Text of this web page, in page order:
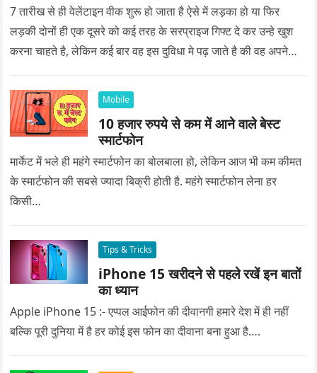
7 तारीख से ही वेलेंटाइन वीक शुरू हो जाता है ऐसे में लड़का हो या फिर
लड़की दोनों ही एक दूसरे को कई तरह के सरप्राइज गिफ्ट दे कर उन्हे खुश
करना चाहते है, लेकिन कई बार वह इस दुविधा मे पढ़ जाते है की वह अपने
Mobile
10 हजार रुपये से कम में आने वाले बेस्ट
स्मार्टफोन
मार्केट में भले ही महंगे स्मार्टफोन का बोलबाला हो, लेकिन आज भी कम कीमत
के स्मार्टफोन की सबसे ज्यादा बिक्री होती है. महंगे स्मार्टफोन लेना हर
किसी…
Tips & Tricks
iPhone 15 खरीदने से पहले रखें इन बातों
का ध्यान
Apple iPhone 15 :- एप्पल आईफोन की दीवानगी हमारे देश में ही नहीं
बल्कि पूरी दुनिया में है हर कोई इस फोन का दीवाना बना हुआ है….